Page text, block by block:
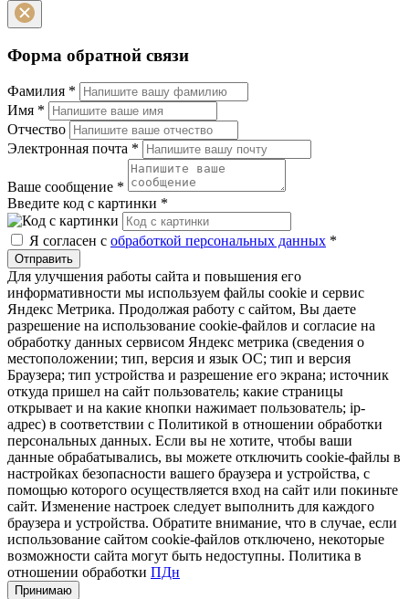
Форма обратной связи
Фамилия *
Имя *
Отчество
Электронная почта *
Ваше сообщение *
Введите код с картинки *
Я согласен с обработкой персональных данных *
Отправить
Для улучшения работы сайта и повышения его
информативности мы используем файлы cookie и сервис
Яндекс Метрика. Продолжая работу с сайтом, Вы даете
разрешение на использование cookie-файлов и согласие на
обработку данных сервисом Яндекс метрика (сведения о
местоположении; тип, версия и язык ОС; тип и версия
Браузера; тип устройства и разрешение его экрана; источник
откуда пришел на сайт пользователь; какие страницы
открывает и на какие кнопки нажимает пользователь; ip-
адрес) в соответствии с Политикой в отношении обработки
персональных данных. Если вы не хотите, чтобы ваши
данные обрабатывались, вы можете отключить cookie-файлы в
настройках безопасности вашего браузера и устройства, с
помощью которого осуществляется вход на сайт или покиньте
сайт. Изменение настроек следует выполнить для каждого
браузера и устройства. Обратите внимание, что в случае, если
использование сайтом cookie-файлов отключено, некоторые
возможности сайта могут быть недоступны. Политика в
отношении обработки ПДн
Принимаю